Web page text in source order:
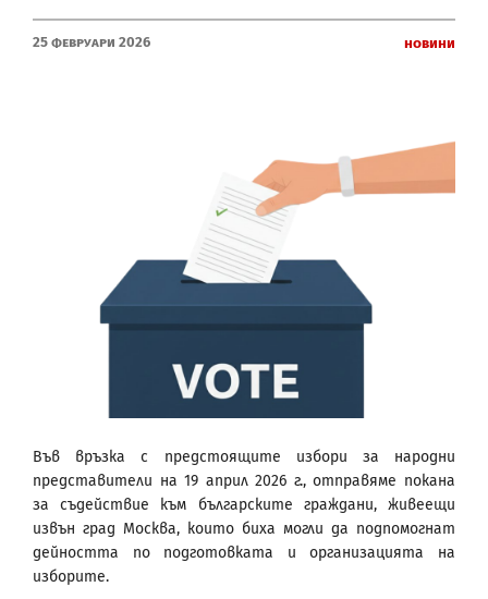
25 Февруари 2026 Новини
Във връзка с предстоящите избори за народни
представители на 19 април 2026 г., отправямe покана
за съдействие към българските граждани, живеещи
извън град Москва, които биха могли да подпомогнат
дейността по подготовката и организацията на
изборите.